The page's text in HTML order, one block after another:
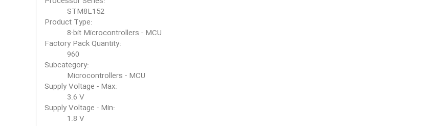
STM8L152
Product Type:
8-bit Microcontrollers - MCU
Factory Pack Quantity:
960
Subcategory:
Microcontrollers - MCU
Supply Voltage - Max:
3.6 V
Supply Voltage - Min:
1.8 V